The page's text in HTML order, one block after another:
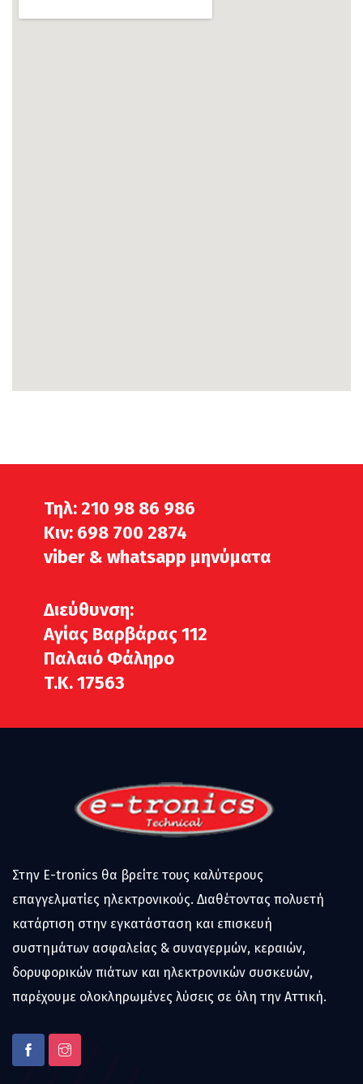
Τηλ:210 98 86 986
Κιν: 698 700 2874
viber & whatsapp μηνύματα
Διεύθυνση:
Αγίας Βαρβάρας 112
Παλαιό Φάληρο
T.K. 17563
Στην E-tronics θα βρείτε τους καλύτερους
επαγγελματίες ηλεκτρονικούς. Διαθέτοντας πολυετή
κατάρτιση στην εγκατάσταση και επισκευή
συστημάτων ασφαλείας & συναγερμών, κεραιών,
δορυφορικών πιάτων και ηλεκτρονικών συσκευών,
παρέχουμε ολοκληρωμένες λύσεις σε όλη την Αττική.